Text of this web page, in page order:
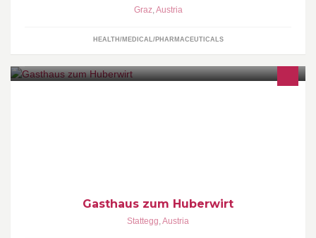
Graz,Austria
HEALTH/MEDICAL/PHARMACEUTICALS
Gasthaus zum Huberwirt
Stattegg,Austria